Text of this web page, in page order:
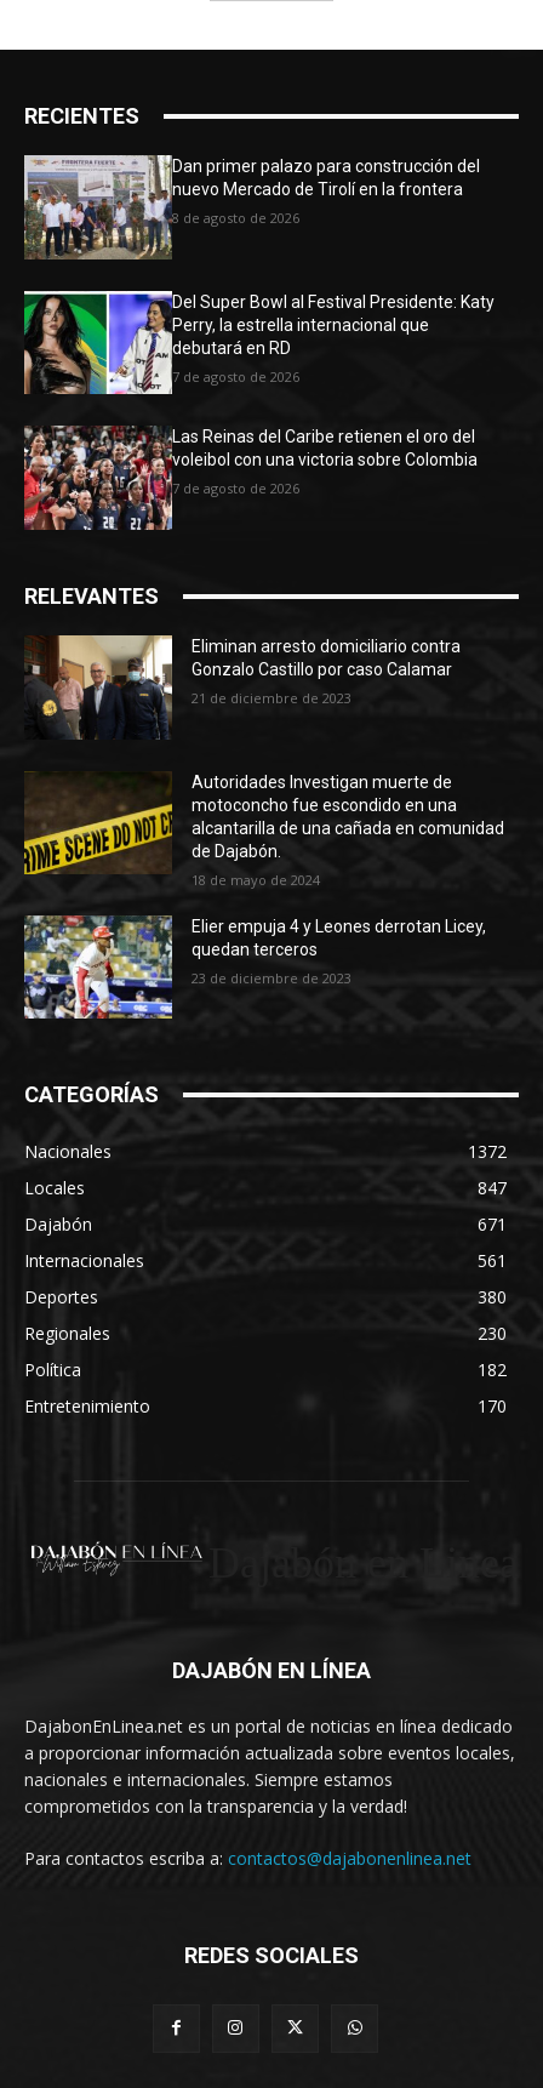
RECIENTES
Dan primer palazo para construcción del
nuevo Mercado de Tirolí en la frontera
8 de agosto de 2026
Del Super Bowl al Festival Presidente: Katy
Perry, la estrella internacional que
debutará en RD
7 de agosto de 2026
Las Reinas del Caribe retienen el oro del
voleibol con una victoria sobre Colombia
7 de agosto de 2026
RELEVANTES
Eliminan arresto domiciliario contra
Gonzalo Castillo por caso Calamar
21 de diciembre de 2023
Autoridades Investigan muerte de
motoconcho fue escondido en una
alcantarilla de una cañada en comunidad
de Dajabón.
18 de mayo de 2024
Elier empuja 4 y Leones derrotan Licey,
quedan terceros
23 de diciembre de 2023
CATEGORÍAS
Nacionales
1372
Locales
847
Dajabón
671
Internacionales
561
Deportes
380
Regionales
230
Política
182
Entretenimiento
170
DAJABÓN EN LÍNEA
DajabonEnLinea.net es un portal de noticias en línea dedicado
a proporcionar información actualizada sobre eventos locales,
nacionales e internacionales. Siempre estamos
comprometidos con la transparencia y la verdad!
Para contactos escriba a: contactos@dajabonenlinea.net
REDES SOCIALES